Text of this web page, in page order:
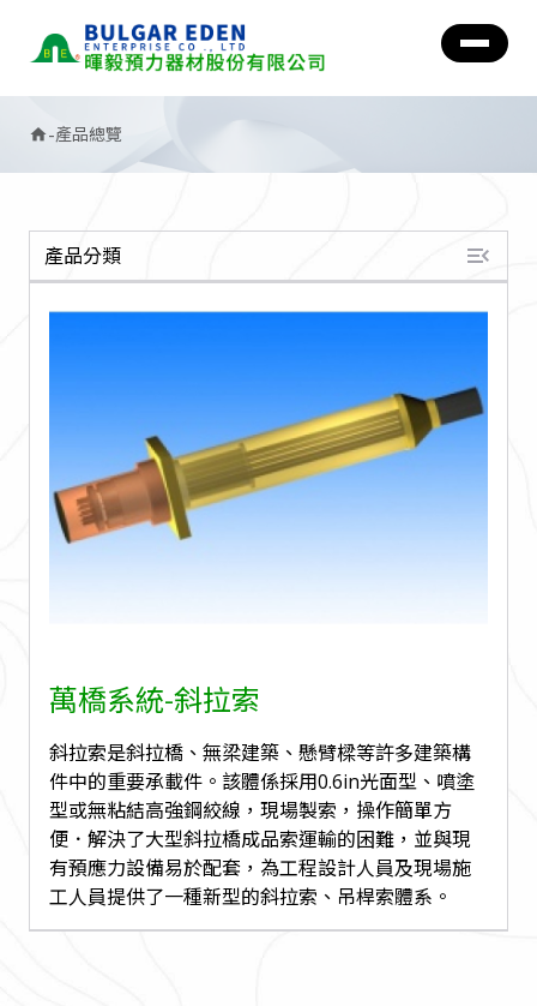
home-產品總覽
產品分類 menu_open
萬橋系統-斜拉索
斜拉索是斜拉橋、無梁建築、懸臂樑等許多建築構
件中的重要承載件。該體係採用0.6in光面型、噴塗
型或無粘結高強鋼絞線，現場製索，操作簡單方
便．解決了大型斜拉橋成品索運輸的困難，並與現
有預應力設備易於配套，為工程設計人員及現場施
工人員提供了一種新型的斜拉索、吊桿索體系。